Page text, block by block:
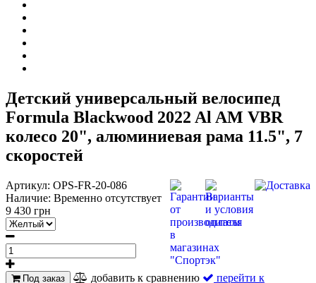
Детский универсальный велосипед
Formula Blackwood 2022 Al AM VBR
колесо 20", алюминиевая рама 11.5", 7
скоростей
Артикул: OPS-FR-20-086
Наличие: Временно отсутствует
9 430 грн
Под заказ добавить к сравнению
перейти к